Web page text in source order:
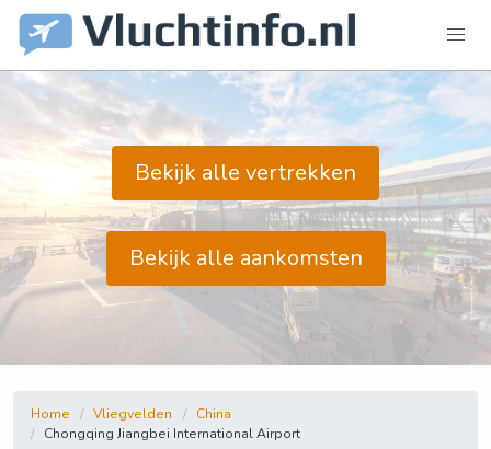
Bekijk alle vertrekken
Bekijk alle aankomsten
Home Vliegvelden
China
Chongqing Jiangbei International Airport